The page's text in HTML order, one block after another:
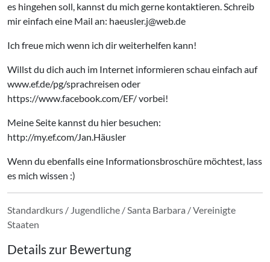
es hingehen soll, kannst du mich gerne kontaktieren. Schreib
mir einfach eine Mail an: haeusler.j@web.de
Ich freue mich wenn ich dir weiterhelfen kann!
Willst du dich auch im Internet informieren schau einfach auf
www.ef.de/pg/sprachreisen oder
https://www.facebook.com/EF/ vorbei!
Meine Seite kannst du hier besuchen:
http://my.ef.com/Jan.Häusler
Wenn du ebenfalls eine Informationsbroschüre möchtest, lass
es mich wissen :)
Standardkurs / Jugendliche / Santa Barbara / Vereinigte
Staaten
Details zur Bewertung